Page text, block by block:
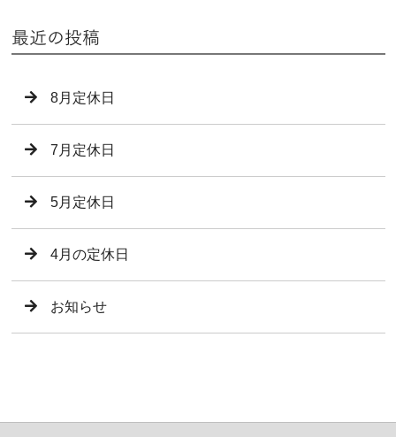
最近の投稿
8月定休日
7月定休日
5月定休日
4月の定休日
お知らせ